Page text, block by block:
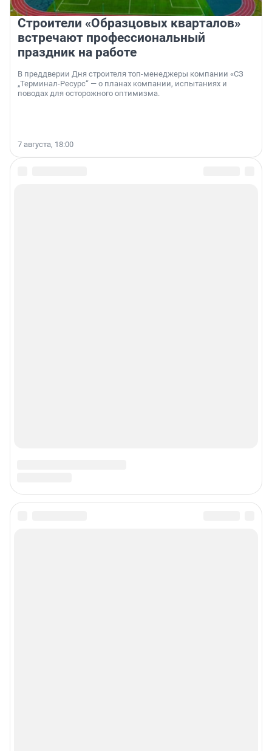
Строители «Образцовых кварталов»
встречают профессиональный
праздник на работе
В преддверии Дня строителя топ-менеджеры компании «СЗ
„Терминал-Ресурс“ — о планах компании, испытаниях и
поводах для осторожного оптимизма.
7 августа, 18:00